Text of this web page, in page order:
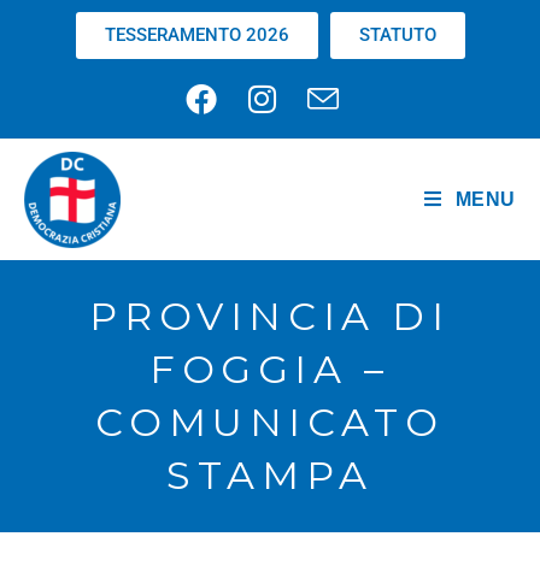
TESSERAMENTO 2026 STATUTO
MENU
PROVINCIA DI
FOGGIA –
COMUNICATO
STAMPA